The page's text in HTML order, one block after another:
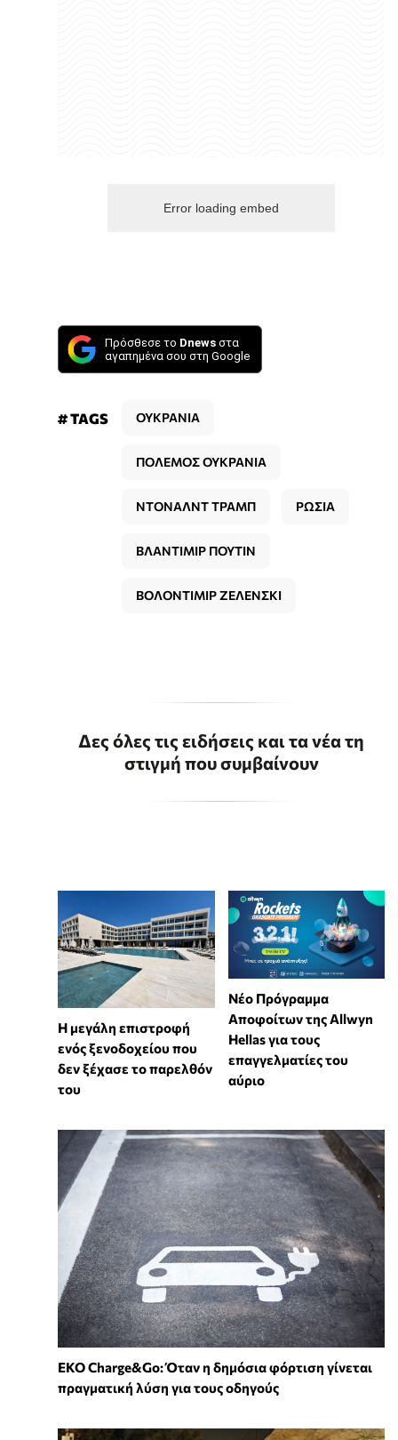
Error loading embed
Πρόσθεσε το Dnews στα
αγαπημένα σου στη Google
# TAGS ΟΥΚΡΑΝΙΑ
ΠΟΛΕΜΟΣ ΟΥΚΡΑΝΙΑ
ΝΤΟΝΑΛΝΤ ΤΡΑΜΠ ΡΩΣΙΑ
ΒΛΑΝΤΙΜΙΡ ΠΟΥΤΙΝ
ΒΟΛΟΝΤΙΜΙΡ ΖΕΛΕΝΣΚΙ
Δες όλες τις ειδήσεις και τα νέα τη
στιγμή που συμβαίνουν
Η μεγάλη επιστροφή
ενός ξενοδοχείου που
δεν ξέχασε το παρελθόν
του
Νέο Πρόγραμμα
Αποφοίτων της Allwyn
Hellas για τους
επαγγελματίες του
αύριο
EKO Charge&Go: Όταν η δημόσια φόρτιση γίνεται
πραγματική λύση για τους οδηγούς